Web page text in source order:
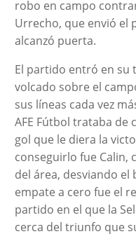
robo en campo
Urrecho, que envió el
alcanzó puerta.
El partido entró en su
volcado sobre el
sus líneas cada vez
AFE Fútbol trataba de
gol que le diera la
conseguirlo fue Calin,
del área, desviando el
empate a cero fue el
partido en el que la
cerca del triunfo que